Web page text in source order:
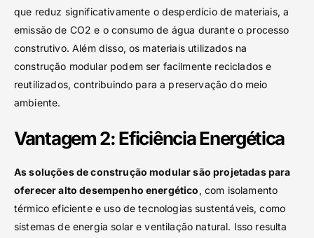
que reduz significativamente o desperdício de materiais, a
emissão de CO2 e o consumo de água durante o processo
construtivo. Além disso, os materiais utilizados na
construção modular podem ser facilmente reciclados e
reutilizados, contribuindo para a preservação do meio
ambiente.
Vantagem 2: Eficiência Energética
As soluções de construção modular são projetadas para
oferecer alto desempenho energético , com isolamento
térmico eficiente e uso de tecnologias sustentáveis, como
sistemas de energia solar e ventilação natural. Isso resulta